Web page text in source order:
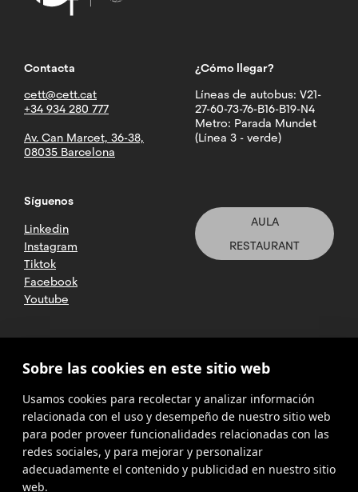
Contacta
cett@cett.cat
+34 934 280 777
Av. Can Marcet, 36-38,
08035 Barcelona
¿Cómo llegar?
Líneas de autobus: V21-
27-60-73-76-B16-B19-N4
Metro: Parada Mundet
(Línea 3 - verde)
Síguenos
Linkedin
Instagram
Tiktok
Facebook
Youtube
AULA
RESTAURANT
2025 CETT. Todos los derechos
reservados
Aviso legal
Política de
privacidad
Cookies
Sobre las cookies en este sitio web
Usamos cookies para recolectar y analizar información
relacionada con el uso y desempeño de nuestro sitio web
para poder proveer funcionalidades relacionadas con las
redes sociales, y para mejorar y personalizar
adecuadamente el contenido y publicidad en nuestro sitio
web.